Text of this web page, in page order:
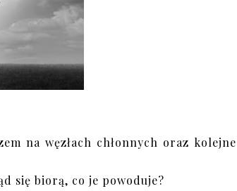
na węzłach chłonnych oraz kolejne
się biorą, co je powoduje?